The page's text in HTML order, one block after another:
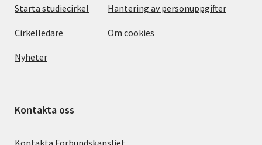
Starta studiecirkel
Cirkelledare
Nyheter
Hantering av personuppgifter
Om cookies
Kontakta oss
Kontakta Förbundskansliet